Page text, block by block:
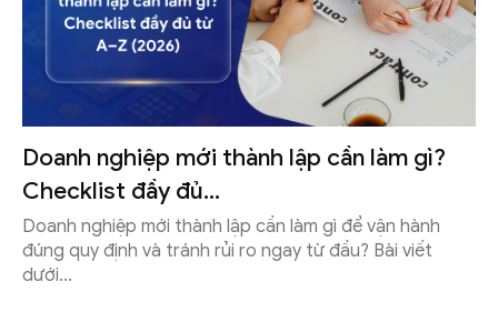
Doanh nghiệp mới thành lập cần làm gì?
Checklist đầy đủ...
Doanh nghiệp mới thành lập cần làm gì để vận hành
đúng quy định và tránh rủi ro ngay từ đầu? Bài viết
dưới...